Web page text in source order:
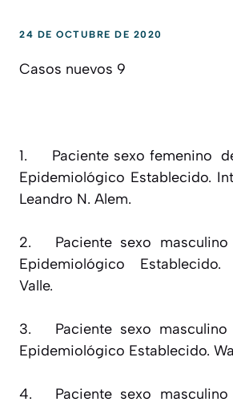
24 DE OCTUBRE DE 2020
Casos nuevos 9
1.
Paciente sexo femenino
Epidemiológico Establecido.
Leandro N. Alem.
2.
Paciente sexo
Epidemiológico
Valle.
3.
Paciente sexo
Epidemiológico Establecido.
4.
Paciente sexo